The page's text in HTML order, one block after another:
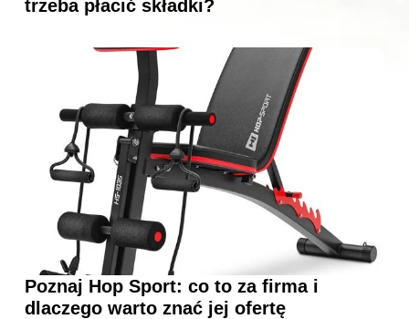
trzeba płacić składki?
Poznaj Hop Sport: co to za firma i
dlaczego warto znać jej ofertę